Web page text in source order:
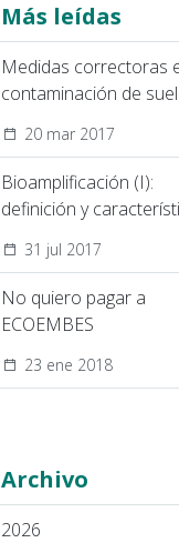
Más leídas
Medidas correctoras
contaminación de
20 mar 2017
Bioamplificación (I):
definición y
31 jul 2017
No quiero pagar a
ECOEMBES
23 ene 2018
Archivo
2026